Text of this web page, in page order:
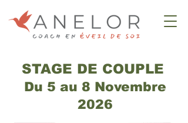
STAGE DE COUPLE
Du 5 au 8 Novembre
2026